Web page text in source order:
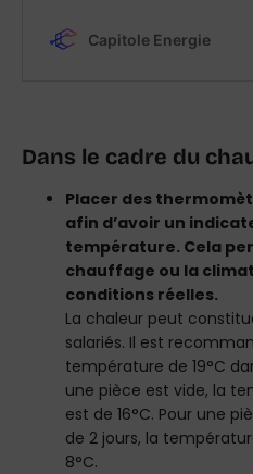
Dans le cadre du
Placer des
afin d’avoir un
température. Cela
chauffage ou la
conditions réelles.
La chaleur peut
salariés. Il est
température de 19°C
une pièce est vide, la
est de 16°C. Pour une
de 2 jours, la
8°C.